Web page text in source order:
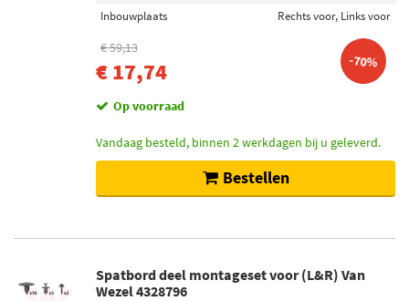
Inbouwplaats
Rechts voor, Links voor
€ 59,13
€ 17,74 -70%
Op voorraad
Vandaag besteld, binnen 2 werkdagen bij u geleverd.
Bestellen
Spatbord deel montageset voor (L&R) Van
Wezel 4328796